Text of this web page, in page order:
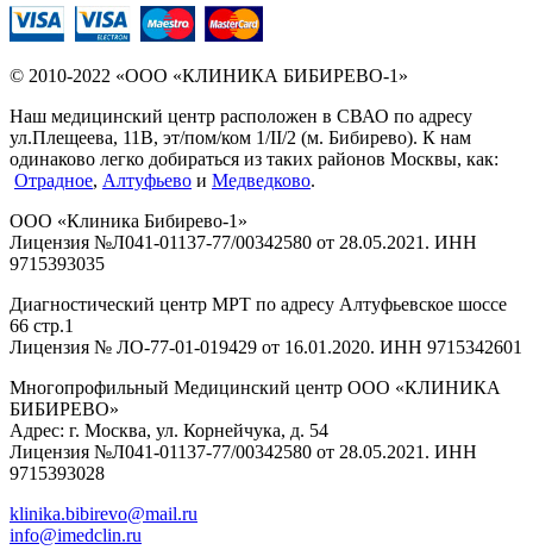
© 2010-2022 «ООО «КЛИНИКА БИБИРЕВО-1»
Наш медицинский центр расположен в СВАО по адресу
ул.Плещеева, 11В, эт/пом/ком 1/II/2 (м. Бибирево). К нам
одинаково легко добираться из таких районов Москвы, как:
Отрадное, Алтуфьево и Медведково.
ООО «Клиника Бибирево-1»
Лицензия №Л041-01137-77/00342580 от 28.05.2021. ИНН
9715393035
Диагностический центр МРТ по адресу Алтуфьевское шоссе
66 стр.1
Лицензия № ЛО-77-01-019429 от 16.01.2020. ИНН 9715342601
Многопрофильный Медицинский центр ООО «КЛИНИКА
БИБИРЕВО»
Адрес: г. Москва, ул. Корнейчука, д. 54
Лицензия №Л041-01137-77/00342580 от 28.05.2021. ИНН
9715393028
klinika.bibirevo@mail.ru
info@imedclin.ru